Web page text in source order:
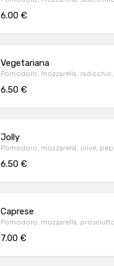
6.00 €
Vegetariana
Pomodoro, mozzarella,
6.50 €
Jolly
Pomodoro, mozzarella, olive,
6.50 €
Caprese
Pomodoro, mozzarella,
7.00 €